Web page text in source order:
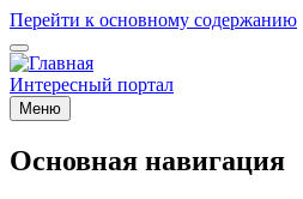
Перейти к основному содержанию
Интересный портал
Меню
Основная навигация